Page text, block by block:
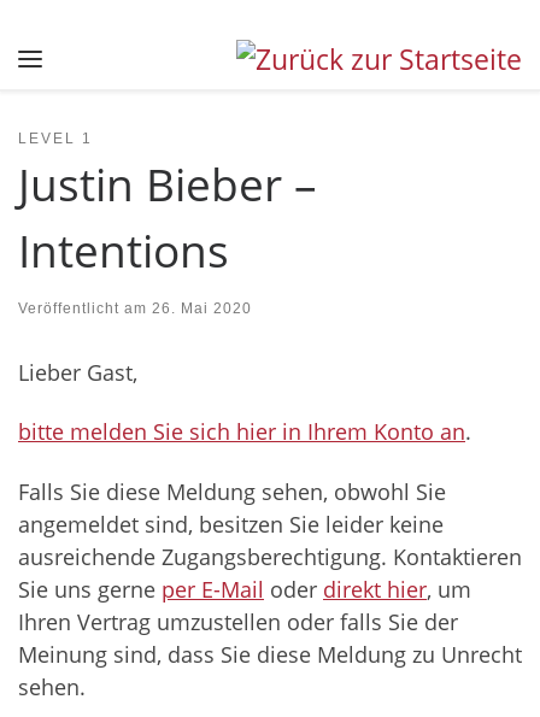
LEVEL 1
Justin Bieber –
Intentions
Veröffentlicht am 26. Mai 2020
Lieber Gast,
bitte melden Sie sich hier in Ihrem Konto an.
Falls Sie diese Meldung sehen, obwohl Sie
angemeldet sind, besitzen Sie leider keine
ausreichende Zugangsberechtigung. Kontaktieren
Sie uns gerne per E-Mail oder direkt hier, um
Ihren Vertrag umzustellen oder falls Sie der
Meinung sind, dass Sie diese Meldung zu Unrecht
sehen.